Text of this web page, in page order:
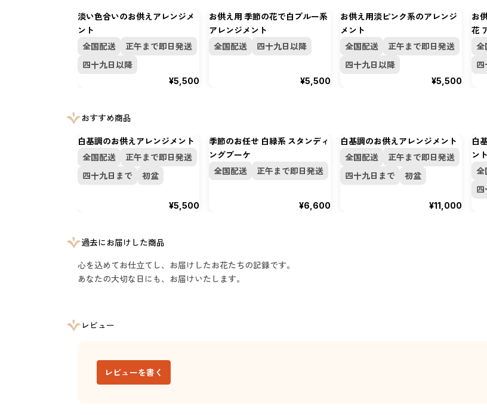
淡い色合いのお供えアレンジメ
ント
全国配送
正午まで即日発送
四十九日以降
¥5,500
お供え用 季節の花で白ブルー系
アレンジメント
全国配送
四十九日以降
¥5,500
お供え用淡ピンク系のアレンジ
メント
全国配送
正午まで即日発送
四十九日以降
¥5,500
お
花
全
四
おすすめ商品
白基調のお供えアレンジメント
全国配送
正午まで即日発送
四十九日まで
初盆
¥5,500
季節のお任せ 白緑系 スタンディ
ングブーケ
全国配送
正午まで即日発送
¥6,600
白基調のお供えアレンジメント
全国配送
正午まで即日発送
四十九日まで
初盆
¥11,000
白
ント
全
四
過去にお届けした商品
心を込めてお仕立てし、お届けしたお花たちの記録です。
あなたの大切な日にも、お届けいたします。
レビュー
レビューを書く